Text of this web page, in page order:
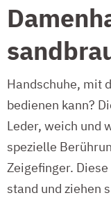
Handschuhe, mit
bedienen kann?
Leder, weich und
spezielle
Zeigefinger.
stand und ziehen